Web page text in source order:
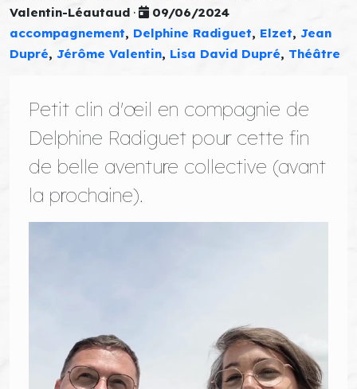
Valentin-Léautaud ·
09/06/2024
accompagnement, Delphine Radiguet, Elzet, Jean
Dupré, Jérôme Valentin, Lisa David Dupré, Théâtre
Petit clin d'œil en compagnie de
Delphine Radiguet pour cette fin
de belle aventure collective (avant
la prochaine).